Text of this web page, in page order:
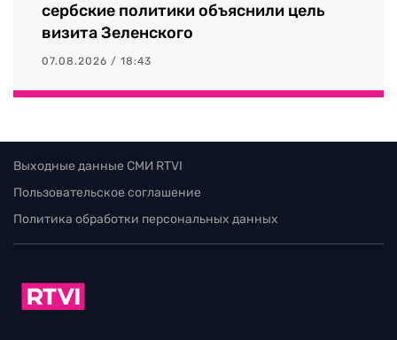
сербские политики объяснили цель
визита Зеленского
07.08.2026 / 18:43
Выходные данные СМИ RTVI
Пользовательское соглашение
Политика обработки персональных данных